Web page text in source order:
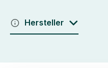
Hersteller